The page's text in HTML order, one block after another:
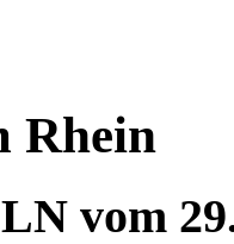
Rhein
vom